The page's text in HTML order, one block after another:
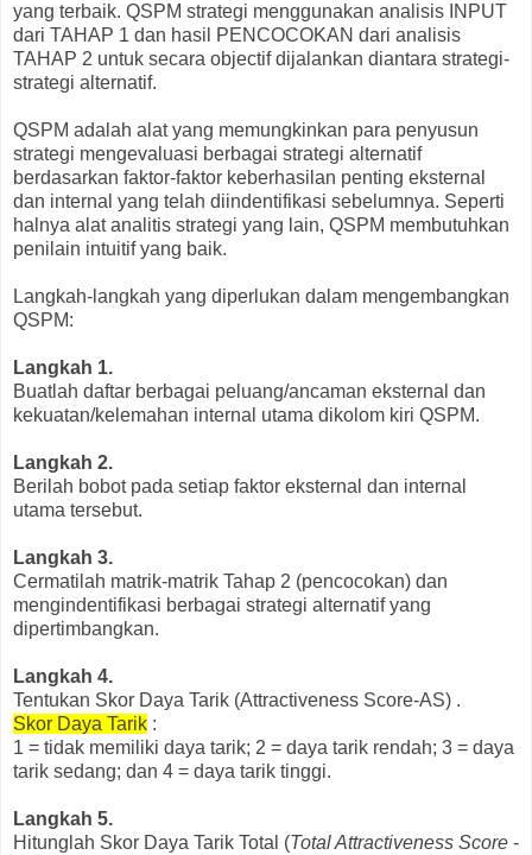
yang terbaik. QSPM strategi menggunakan analisis INPUT
dari TAHAP 1 dan hasil PENCOCOKAN dari analisis
TAHAP 2 untuk secara objectif dijalankan diantara strategi-
strategi alternatif.
QSPM adalah alat yang memungkinkan para penyusun
strategi mengevaluasi berbagai strategi alternatif
berdasarkan faktor-faktor keberhasilan penting eksternal
dan internal yang telah diindentifikasi sebelumnya. Seperti
halnya alat analitis strategi yang lain, QSPM membutuhkan
penilain intuitif yang baik.
Langkah-langkah yang diperlukan dalam mengembangkan
QSPM:
Langkah 1.
Buatlah daftar berbagai peluang/ancaman eksternal dan
kekuatan/kelemahan internal utama dikolom kiri QSPM.
Langkah 2.
Berilah bobot pada setiap faktor eksternal dan internal
utama tersebut.
Langkah 3.
Cermatilah matrik-matrik Tahap 2 (pencocokan) dan
mengindentifikasi berbagai strategi alternatif yang
dipertimbangkan.
Langkah 4.
Tentukan Skor Daya Tarik (Attractiveness Score-AS) .
Skor Daya Tarik :
1 = tidak memiliki daya tarik; 2 = daya tarik rendah; 3 = daya
tarik sedang; dan 4 = daya tarik tinggi.
Langkah 5.
Hitunglah Skor Daya Tarik Total (Total Attractiveness Score -